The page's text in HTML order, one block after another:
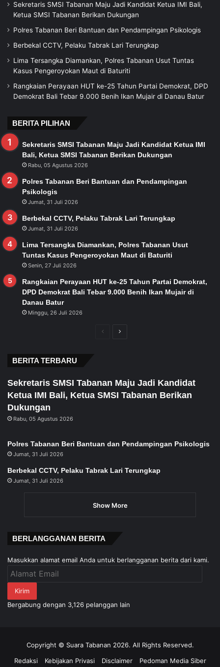
Sekretaris SMSI Tabanan Maju Jadi Kandidat Ketua IMI Bali,
Ketua SMSI Tabanan Berikan Dukungan
Polres Tabanan Beri Bantuan dan Pendampingan Psikologis
Berbekal CCTV, Pelaku Tabrak Lari Terungkap
Lima Tersangka Diamankan, Polres Tabanan Usut Tuntas
Kasus Pengeroyokan Maut di Baturiti
Rangkaian Perayaan HUT ke-25 Tahun Partai Demokrat, DPD
Demokrat Bali Tebar 9.000 Benih Ikan Mujair di Danau Batur
BERITA PILIHAN
Sekretaris SMSI Tabanan Maju Jadi Kandidat Ketua IMI
Bali, Ketua SMSI Tabanan Berikan Dukungan
Rabu, 05 Agustus 2026
Polres Tabanan Beri Bantuan dan Pendampingan
Psikologis
Jumat, 31 Juli 2026
Berbekal CCTV, Pelaku Tabrak Lari Terungkap
Jumat, 31 Juli 2026
Lima Tersangka Diamankan, Polres Tabanan Usut
Tuntas Kasus Pengeroyokan Maut di Baturiti
Senin, 27 Juli 2026
Rangkaian Perayaan HUT ke-25 Tahun Partai Demokrat,
DPD Demokrat Bali Tebar 9.000 Benih Ikan Mujair di
Danau Batur
Minggu, 26 Juli 2026
PreviousNext
BERITA TERBARU
Sekretaris SMSI Tabanan Maju Jadi Kandidat
Ketua IMI Bali, Ketua SMSI Tabanan Berikan
Dukungan
Rabu, 05 Agustus 2026
Polres Tabanan Beri Bantuan dan Pendampingan Psikologis
Jumat, 31 Juli 2026
Berbekal CCTV, Pelaku Tabrak Lari Terungkap
Jumat, 31 Juli 2026
Show More
BERLANGGANAN BERITA
Masukkan alamat email Anda untuk berlangganan berita dari kami.
Alamat
Kirim
Bergabung dengan 3,126 pelanggan lain
Copyright © Suara Tabanan 2026. All Rights Reserved.
Redaksi
Kebijakan Privasi Disclaimer Pedoman Media Siber